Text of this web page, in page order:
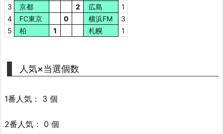
3
京都 2 広島
1
4
FC東京 0 横浜FM
3
5
柏 1 札幌 1
人気×当選個数
1番人気： 3 個
2番人気： 0 個